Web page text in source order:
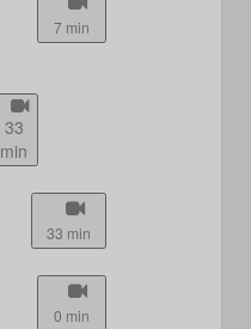
7 min
33
min
33 min
0 min